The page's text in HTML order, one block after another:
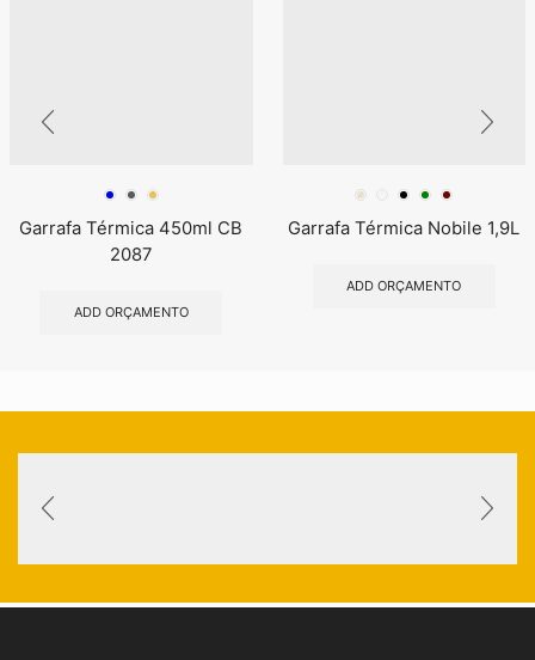
Garrafa Térmica 450ml CB
2087
ADD ORÇAMENTO
Garrafa Térmica Nobile 1,9L
ADD ORÇAMENTO